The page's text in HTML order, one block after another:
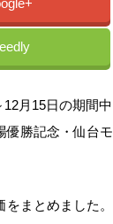
月15日の期間中
優勝記念・仙台モ
まとめました。